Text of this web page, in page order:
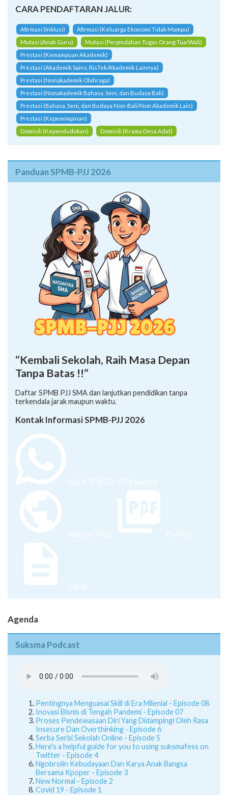
CARA PENDAFTARAN JALUR:
Afirmasi (Inklusi)
Afirmasi (Keluarga Ekonomi Tidak Mampu)
Mutasi (Anak Guru)
Mutasi (Perpindahan Tugas Orang Tua/Wali)
Prestasi (Kemampuan Akademik)
Prestasi (Akademik Sains, RisTek/Akademik Lainnya)
Prestasi (Nonakademik Olahraga)
Prestasi (Nonakademik Bahasa, Seni, dan Budaya Bali)
Prestasi (Bahasa, Seni, dan Budaya Non-Bali/Non Akademik Lain)
Prestasi (Kepemimpinan)
Domisili (Kependudukan)
Domisili (Krama Desa Adat)
Panduan SPMB-PJJ 2026
“Kembali Sekolah, Raih Masa Depan
Tanpa Batas !!”
Daftar SPMB PJJ SMA dan lanjutkan pendidikan tanpa
terkendala jarak maupun waktu.
Kontak Informasi SPMB-PJJ 2026
+62 878-8528-5958 (Ayumi)
Halaman Web Pamflet
Juknis
Agenda
Suksma Podcast
Pentingnya Menguasai Skill di Era Milenial - Episode 08
Inovasi Bisnis di Tengah Pandemi - Episode 07
Proses Pendewasaan Diri Yang Didampingi Oleh Rasa
Insecure Dan Overthinking - Episode 6
Serba Serbi Sekolah Online - Episode 5
Here's a helpful guide for you to using suksmafess on
Twitter - Episode 4
Ngobrolin Kebudayaan Dan Karya Anak Bangsa
Bersama Kpoper - Episode 3
New Normal - Episode 2
Covid 19 - Episode 1